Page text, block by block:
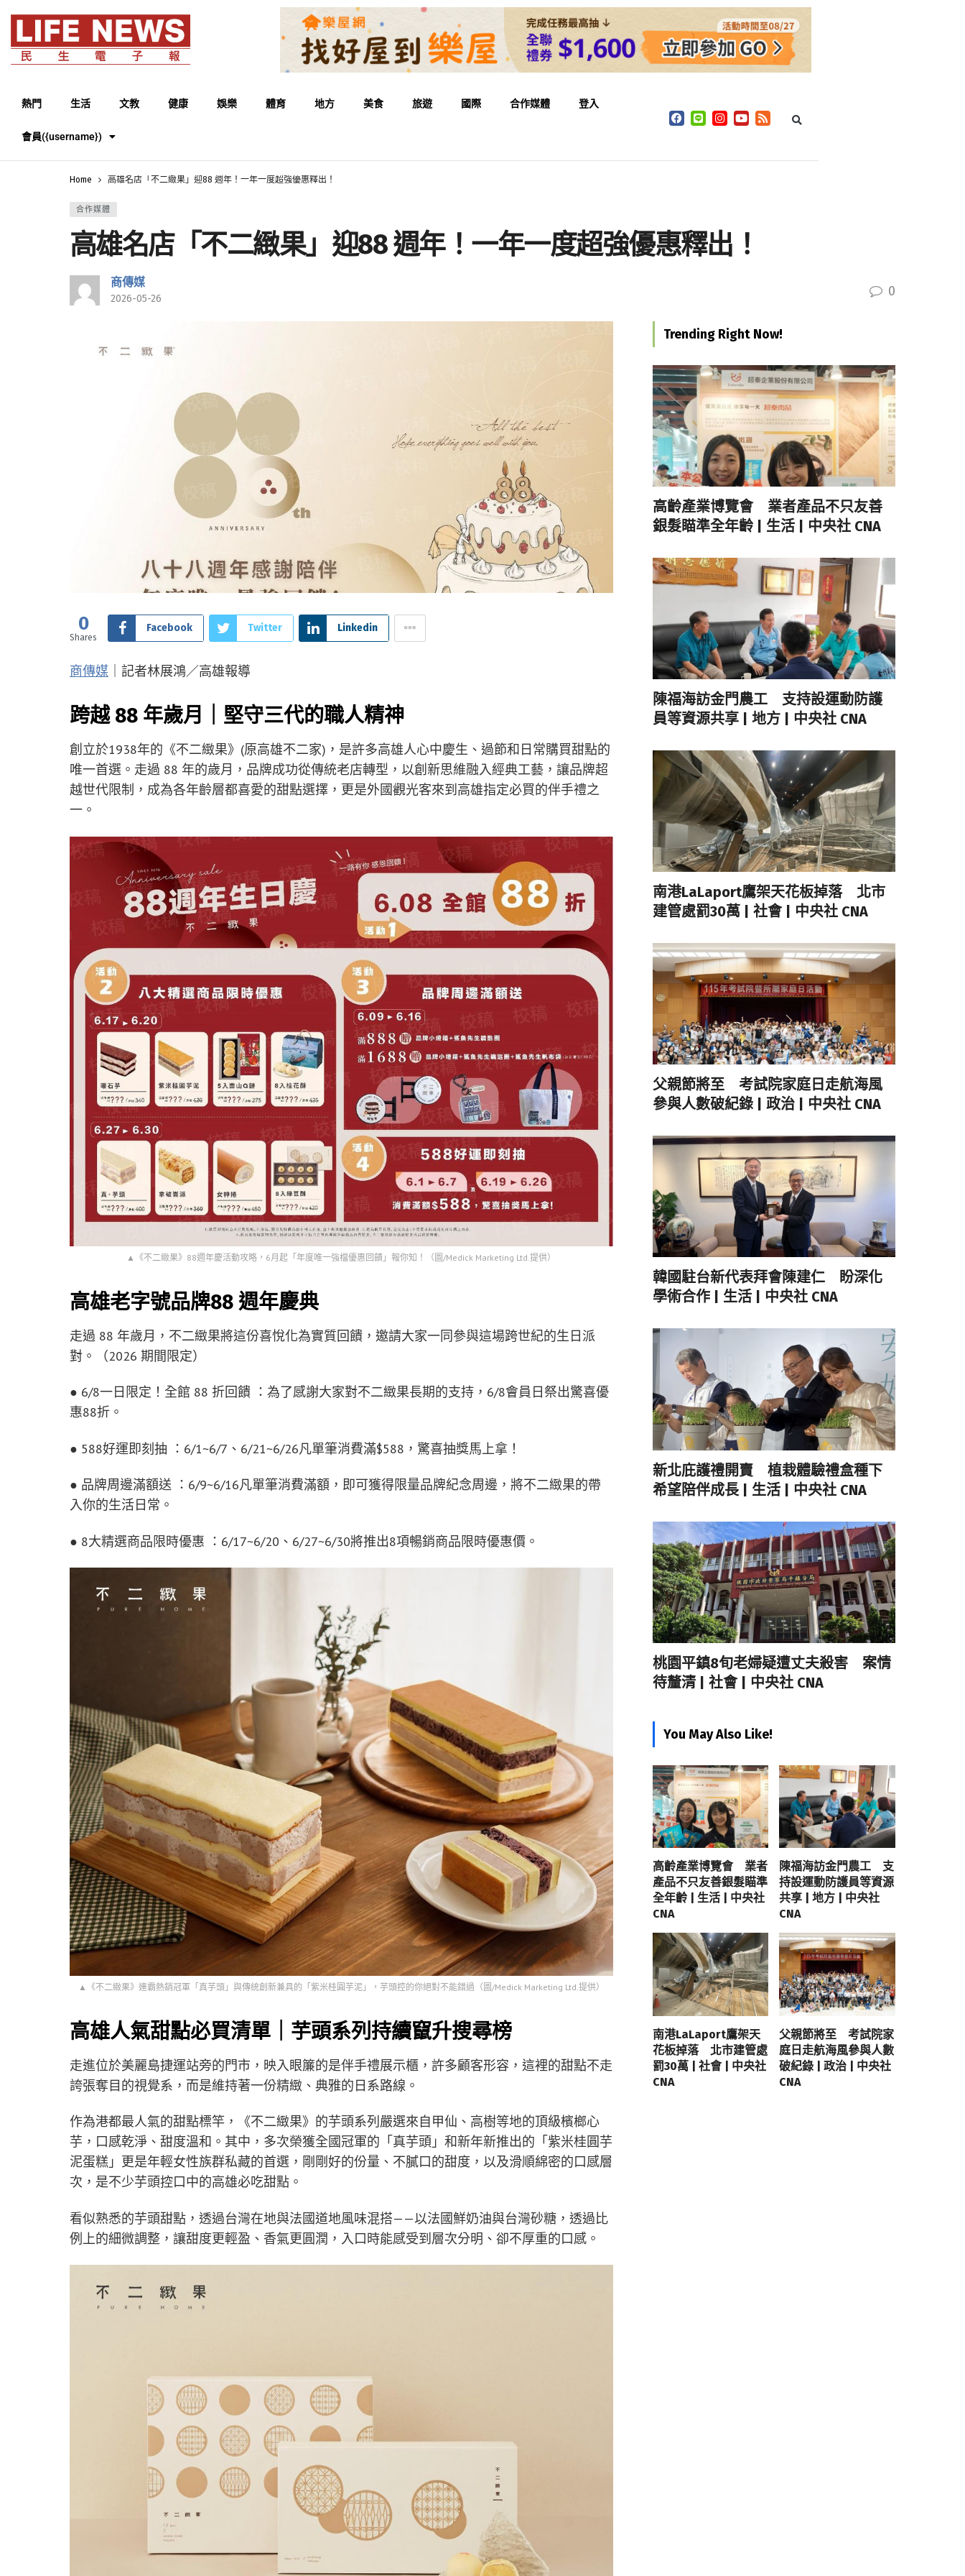
熱門 生活 文教 健康 娛樂 體育 地方 美食 旅遊 國際 合作媒體 登入
會員({username})
Home 高雄名店「不二緻果」迎88 週年！一年一度超強優惠釋出！
合作媒體
高雄名店「不二緻果」迎88 週年！一年一度超強優惠釋出！
商傳媒
2026-05-26 0
0
Shares
Facebook Twitter Linkedin
商傳媒 ｜記者林展鴻／高雄報導
跨越 88 年歲月｜堅守三代的職人精神
創立於1938年的《不二緻果》(原高雄不二家)，是許多高雄人心中慶生、過節和日常購買甜點的
唯一首選。走過 88 年的歲月，品牌成功從傳統老店轉型，以創新思維融入經典工藝，讓品牌超
越世代限制，成為各年齡層都喜愛的甜點選擇，更是外國觀光客來到高雄指定必買的伴手禮之
一。
▲《不二緻果》88週年慶活動攻略，6月起「年度唯一強檔優惠回饋」報你知！（圖/Medick Marketing Ltd.提供）
高雄老字號品牌88 週年慶典
走過 88 年歲月，不二緻果將這份喜悅化為實質回饋，邀請大家一同參與這場跨世紀的生日派
對。（2026 期間限定）
● 6/8一日限定！全館 88 折回饋 ：為了感謝大家對不二緻果長期的支持，6/8會員日祭出驚喜優
惠88折。
● 588好運即刻抽 ：6/1~6/7、6/21~6/26凡單筆消費滿$588，驚喜抽獎馬上拿！
● 品牌周邊滿額送 ：6/9~6/16凡單筆消費滿額，即可獲得限量品牌紀念周邊，將不二緻果的帶
入你的生活日常。
● 8大精選商品限時優惠 ：6/17~6/20、6/27~6/30將推出8項暢銷商品限時優惠價。
▲《不二緻果》連霸熱銷冠軍「真芋頭」與傳統創新兼具的「紫米桂圓芋泥」，芋頭控的你絕對不能錯過（圖/Medick Marketing Ltd.提供）
高雄人氣甜點必買清單｜芋頭系列持續竄升搜尋榜
走進位於美麗島捷運站旁的門市，映入眼簾的是伴手禮展示櫃，許多顧客形容，這裡的甜點不走
誇張奪目的視覺系，而是維持著一份精緻、典雅的日系路線。
作為港都最人氣的甜點標竿，《不二緻果》的芋頭系列嚴選來自甲仙、高樹等地的頂級檳榔心
芋，口感乾淨、甜度溫和。其中，多次榮獲全國冠軍的「真芋頭」和新年新推出的「紫米桂圓芋
泥蛋糕」更是年輕女性族群私藏的首選，剛剛好的份量、不膩口的甜度，以及滑順綿密的口感層
次，是不少芋頭控口中的高雄必吃甜點。
看似熟悉的芋頭甜點，透過台灣在地與法國道地風味混搭——以法國鮮奶油與台灣砂糖，透過比
例上的細微調整，讓甜度更輕盈、香氣更圓潤，入口時能感受到層次分明、卻不厚重的口感。
Trending Right Now!
高齡產業博覽會 業者產品不只友善
銀髮瞄準全年齡 | 生活 | 中央社 CNA
陳福海訪金門農工 支持設運動防護
員等資源共享 | 地方 | 中央社 CNA
南港LaLaport鷹架天花板掉落 北市
建管處罰30萬 | 社會 | 中央社 CNA
父親節將至 考試院家庭日走航海風
參與人數破紀錄 | 政治 | 中央社 CNA
韓國駐台新代表拜會陳建仁 盼深化
學術合作 | 生活 | 中央社 CNA
新北庇護禮開賣 植栽體驗禮盒種下
希望陪伴成長 | 生活 | 中央社 CNA
桃園平鎮8旬老婦疑遭丈夫殺害 案情
待釐清 | 社會 | 中央社 CNA
You May Also Like!
高齡產業博覽會 業者
產品不只友善銀髮瞄準
全年齡 | 生活 | 中央社
CNA
陳福海訪金門農工 支
持設運動防護員等資源
共享 | 地方 | 中央社
CNA
南港LaLaport鷹架天
花板掉落 北市建管處
罰30萬 | 社會 | 中央社
CNA
父親節將至 考試院家
庭日走航海風參與人數
破紀錄 | 政治 | 中央社
CNA